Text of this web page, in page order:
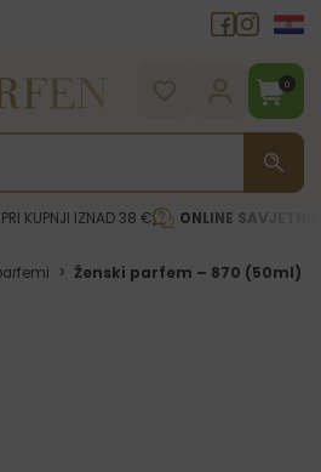
0
PRI KUPNJI IZNAD 38 € ONLINE
> Ženski parfem – 870 (50ml)